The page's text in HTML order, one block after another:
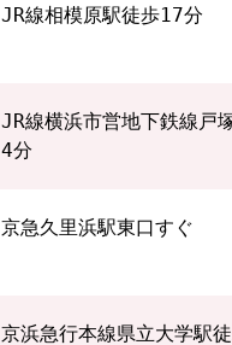
JR線相模原駅徒歩17分
JR線横浜市営地下鉄線戸
4分
京急久里浜駅東口すぐ
京浜急行本線県立大学駅